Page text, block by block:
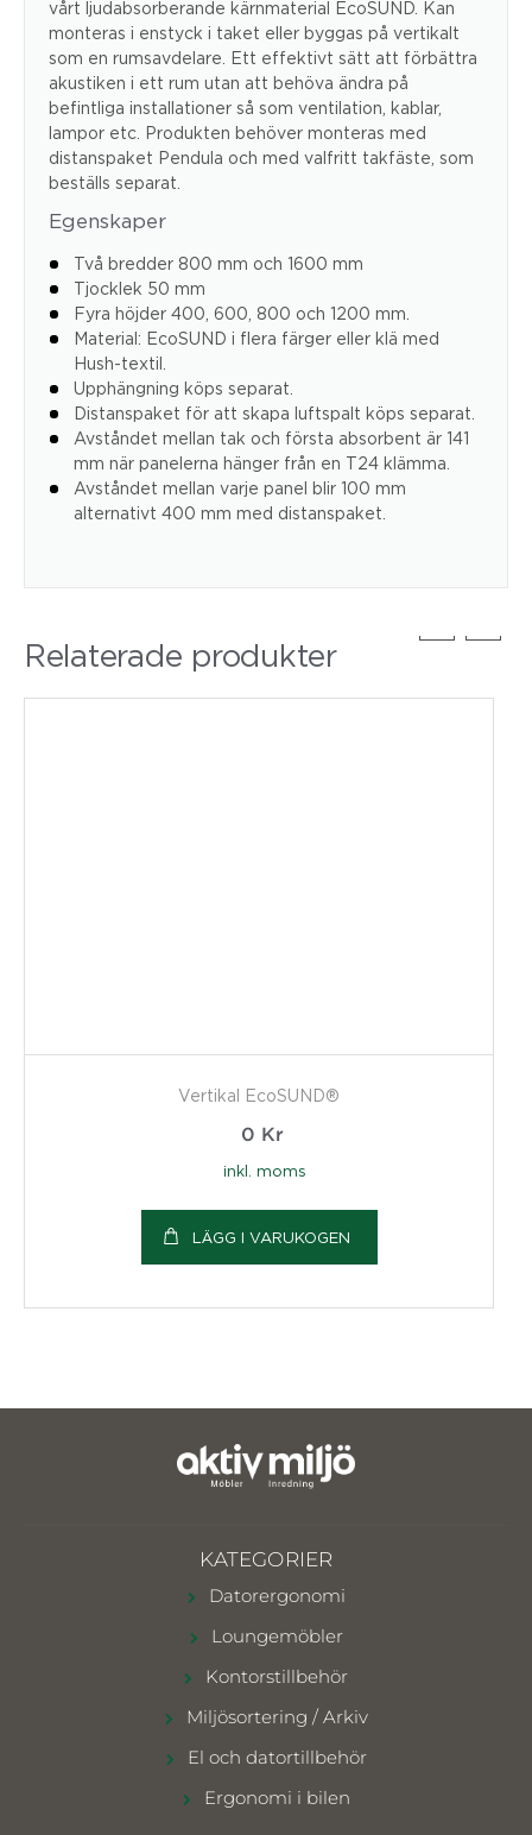
vårt ljudabsorberande kärnmaterial EcoSUND. Kan
monteras i enstyck i taket eller byggas på vertikalt
som en rumsavdelare. Ett effektivt sätt att förbättra
akustiken i ett rum utan att behöva ändra på
befintliga installationer så som ventilation, kablar,
lampor etc. Produkten behöver monteras med
distanspaket Pendula och med valfritt takfäste, som
beställs separat.
Egenskaper
Två bredder 800 mm och 1600 mm
Tjocklek 50 mm
Fyra höjder 400, 600, 800 och 1200 mm.
Material: EcoSUND i flera färger eller klä med
Hush-textil.
Upphängning köps separat.
Distanspaket för att skapa luftspalt köps separat.
Avståndet mellan tak och första absorbent är 141
mm när panelerna hänger från en T24 klämma.
Avståndet mellan varje panel blir 100 mm
alternativt 400 mm med distanspaket.
Relaterade produkter
Vertikal EcoSUND®
0 Kr
inkl. moms
LÄGG I VARUKOGEN
KATEGORIER
Datorergonomi
Loungemöbler
Kontorstillbehör
Miljösortering / Arkiv
El och datortillbehör
Ergonomi i bilen